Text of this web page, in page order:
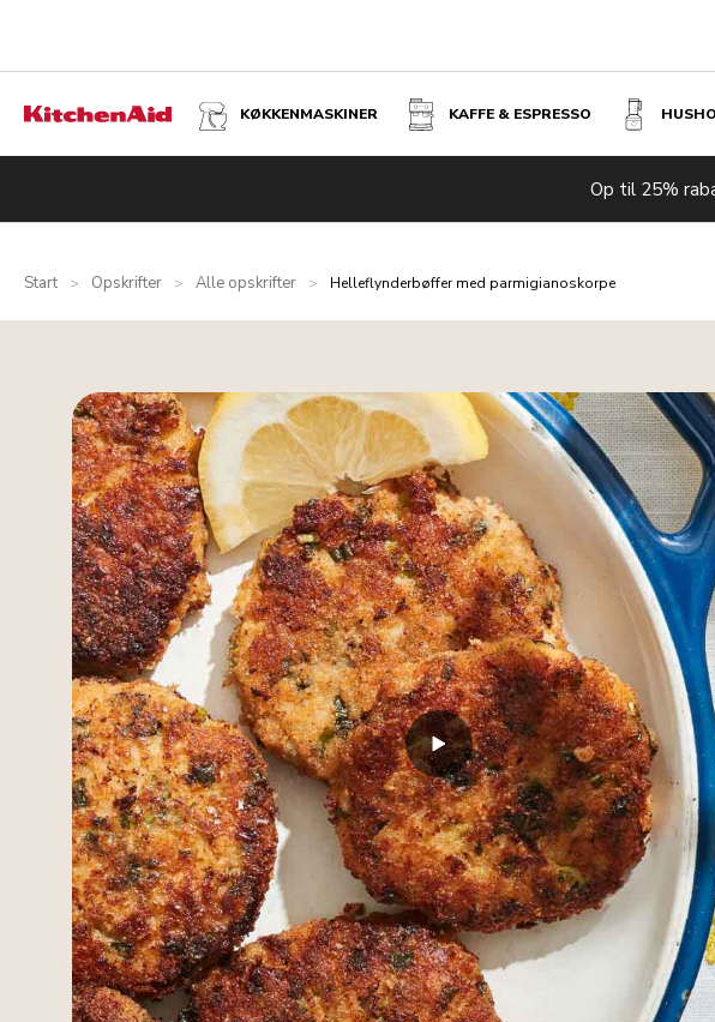
KØKKENMASKINER KAFFE & ESPRESSO
Op til 25%
Start > Opskrifter > Alle opskrifter > Helleflynderbøffer med parmigianoskorpe